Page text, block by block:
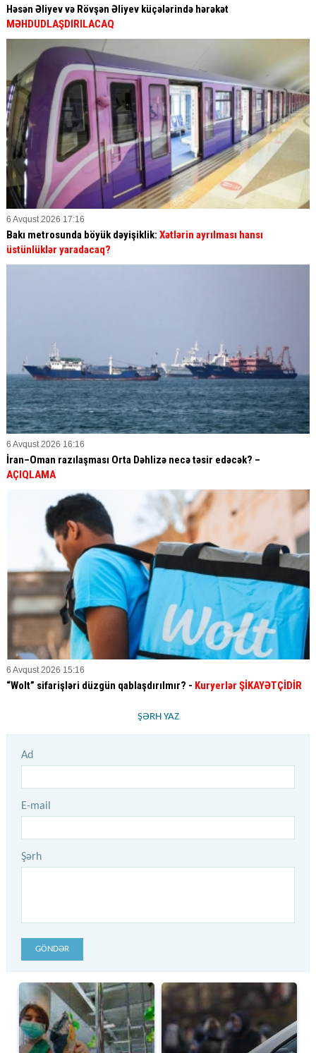
Həsən Əliyev və Rövşən Əliyev küçələrində hərəkət
MƏHDUDLAŞDIRILACAQ
6 Avqust 2026 17:16
Bakı metrosunda böyük dəyişiklik: Xətlərin ayrılması hansı
üstünlüklər yaradacaq?
6 Avqust 2026 16:16
İran–Oman razılaşması Orta Dəhlizə necə təsir edəcək? –
AÇIQLAMA
6 Avqust 2026 15:16
“Wolt” sifarişləri düzgün qablaşdırılmır? - Kuryerlər ŞİKAYƏTÇİDİR
ŞƏRH YAZ
Ad
E-mail
Şərh
GÖNDƏR